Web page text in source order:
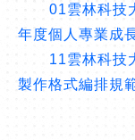
01雲林科技
年度個人專業成
11雲林科技
製作格式編排規